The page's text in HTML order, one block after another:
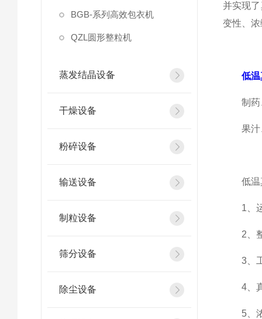
BGB-系列高效包衣机
QZL圆形整粒机
蒸发结晶设备
干燥设备
粉碎设备
输送设备
制粒设备
筛分设备
除尘设备
并实现
变性、
低
制药、
果汁、
低温真
1、运
2、整
3、工
4、真
5、浓